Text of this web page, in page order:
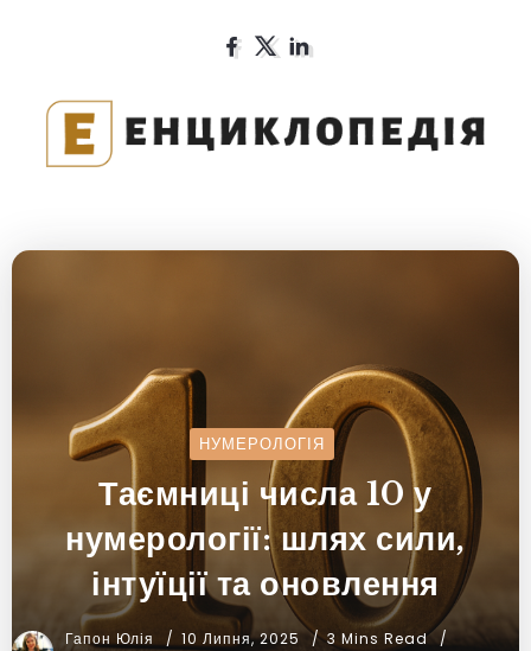
НУМЕРОЛОГІЯ
Таємниці числа 10 у
нумерології: шлях сили,
інтуїції та оновлення
Гапон Юлія 10 Липня, 2025
3 Mins Read